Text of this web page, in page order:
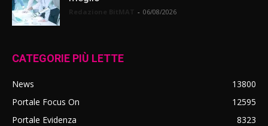
- 06/08/2026
CATEGORIE PIÙ LETTE
News
13800
Portale Focus On
12595
Portale Evidenza
8323